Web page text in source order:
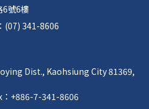
6號6樓
(07) 341-8606
Dist., Kaohsiung City 81369,
+886-7-341-8606